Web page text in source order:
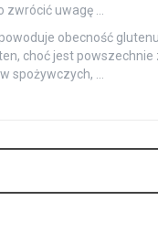
zwrócić uwagę …
obecność
choć jest powszechnie
spożywczych, …